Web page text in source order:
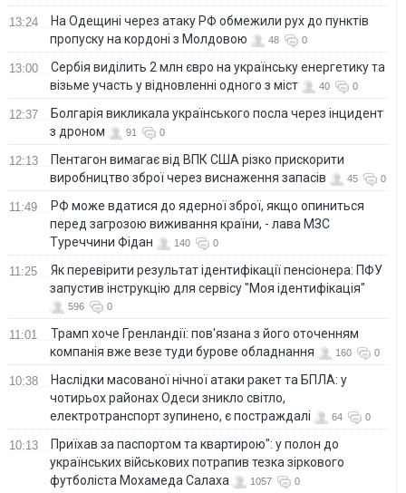
13:24
На Одещині через атаку РФ обмежили рух до пунктів
пропуску на кордоні з Молдовою
48 0
13:00
Сербія виділить 2 млн євро на українську енергетику та
візьме участь у відновленні одного з міст
40 0
12:37
Болгарія викликала українського посла через інцидент
з дроном
91 0
12:13
Пентагон вимагає від ВПК США різко прискорити
виробництво зброї через виснаження запасів
45 0
11:49
РФ може вдатися до ядерної зброї, якщо опиниться
перед загрозою виживання країни, - лава МЗС
Туреччини Фідан
140 0
11:25
Як перевірити результат ідентифікації пенсіонера: ПФУ
запустив інструкцію для сервісу "Моя ідентифікація"
596 0
11:01
Трамп хоче Гренландії: пов'язана з його оточенням
компанія вже везе туди бурове обладнання
160 0
10:38
Наслідки масованої нічної атаки ракет та БПЛА: у
чотирьох районах Одеси зникло світло,
електротранспорт зупинено, є постраждалі
64 0
10:13
Приїхав за паспортом та квартирою": у полон до
українських військових потрапив тезка зіркового
футболіста Мохамеда Салаха
1057 0